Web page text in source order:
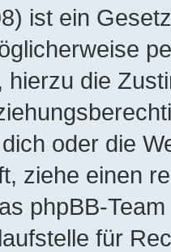
ist ein
hierzu die
oder die
ziehe einen
phpBB-
für